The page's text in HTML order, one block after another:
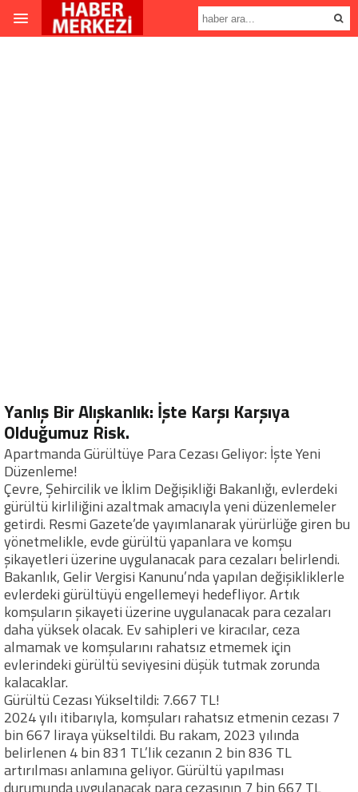
Yanlış Bir Alışkanlık: İşte Karşı Karşıya
Olduğumuz Risk.
Apartmanda Gürültüye Para Cezası Geliyor: İşte Yeni
Düzenleme!
Çevre, Şehircilik ve İklim Değişikliği Bakanlığı, evlerdeki
gürültü kirliliğini azaltmak amacıyla yeni düzenlemeler
getirdi. Resmi Gazete’de yayımlanarak yürürlüğe giren bu
yönetmelikle, evde gürültü yapanlara ve komşu
şikayetleri üzerine uygulanacak para cezaları belirlendi.
Bakanlık, Gelir Vergisi Kanunu’nda yapılan değişikliklerle
evlerdeki gürültüyü engellemeyi hedefliyor. Artık
komşuların şikayeti üzerine uygulanacak para cezaları
daha yüksek olacak. Ev sahipleri ve kiracılar, ceza
almamak ve komşularını rahatsız etmemek için
evlerindeki gürültü seviyesini düşük tutmak zorunda
kalacaklar.
Gürültü Cezası Yükseltildi: 7.667 TL!
2024 yılı itibarıyla, komşuları rahatsız etmenin cezası 7
bin 667 liraya yükseltildi. Bu rakam, 2023 yılında
belirlenen 4 bin 831 TL’lik cezanın 2 bin 836 TL
artırılması anlamına geliyor. Gürültü yapılması
durumunda uygulanacak para cezasının 7 bin 667 TL